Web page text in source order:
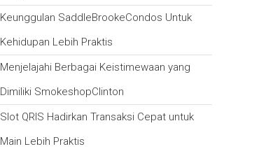
Keunggulan SaddleBrookeCondos Untuk
Kehidupan Lebih Praktis
Menjelajahi Berbagai Keistimewaan yang
Dimiliki SmokeshopClinton
Slot QRIS Hadirkan Transaksi Cepat untuk
Main Lebih Praktis